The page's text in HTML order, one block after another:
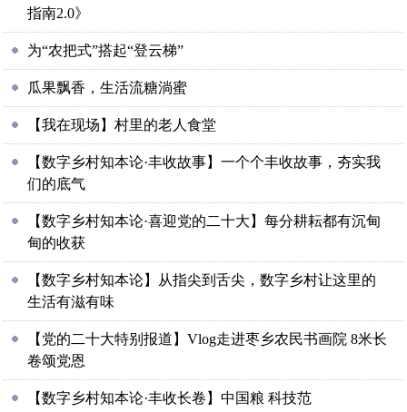
指南2.0》
为“农把式”搭起“登云梯”
瓜果飘香，生活流糖淌蜜
【我在现场】村里的老人食堂
【数字乡村知本论·丰收故事】一个个丰收故事，夯实我
们的底气
【数字乡村知本论·喜迎党的二十大】每分耕耘都有沉甸
甸的收获
【数字乡村知本论】从指尖到舌尖，数字乡村让这里的
生活有滋有味
【党的二十大特别报道】Vlog走进枣乡农民书画院 8米长
卷颂党恩
【数字乡村知本论·丰收长卷】中国粮 科技范